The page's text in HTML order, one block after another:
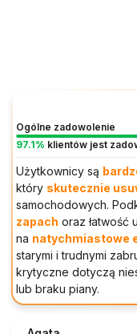
Ogólne zadowolenie
97.1% klientów jest
Użytkownicy są
który skutecznie
samochodowych.
zapach oraz łatwość
na natychmiastowe
starymi i trudnymi
krytyczne dotyczą
lub braku piany.